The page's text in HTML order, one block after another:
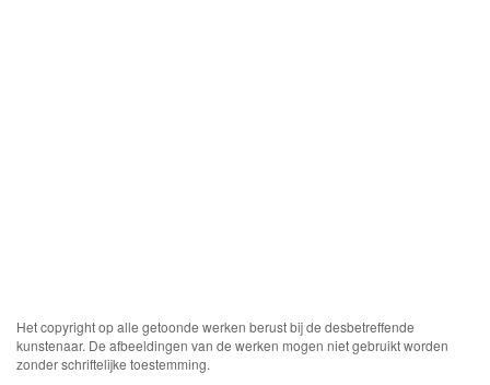
Het copyright op alle getoonde werken berust bij de desbetreffende
kunstenaar. De afbeeldingen van de werken mogen niet gebruikt worden
zonder schriftelijke toestemming.